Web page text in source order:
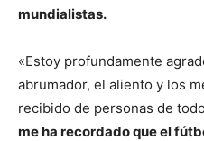
mundialistas.
«Estoy profundamente
abrumador, el aliento y los
recibido de personas de
me ha recordado que el